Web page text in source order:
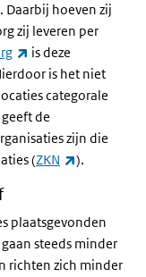
Daarbij hoeven zij
zij leveren per
(externe link)
is deze
is het niet
categorale
geeft de
zijn die
(ZKN (externe
).
plaatsgevonden
steeds minder
richten zich minder